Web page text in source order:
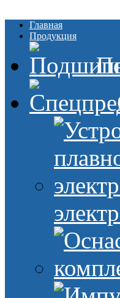
Главная
Продукция